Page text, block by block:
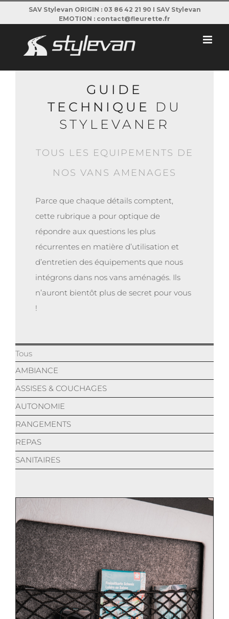
au
contenu
SAV Stylevan ORIGIN : 03 86 42 21 90 I SAV Stylevan
EMOTION : contact@fleurette.fr
GUIDE
TECHNIQUE
DU
STYLEVANER
TOUS LES EQUIPEMENTS DE
NOS VANS AMENAGES
Parce que chaque détails comptent,
cette rubrique a pour optique de
répondre aux questions les plus
récurrentes en matière d’utilisation et
d’entretien des équipements que nous
intégrons dans nos vans aménagés. Ils
n’auront bientôt plus de secret pour vous
!
Tous
AMBIANCE
ASSISES & COUCHAGES
AUTONOMIE
RANGEMENTS
REPAS
SANITAIRES